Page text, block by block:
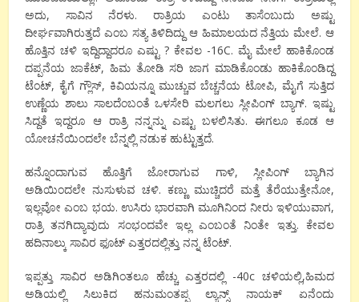
ಅದು, ಸಾವಿನ ನೆರಳು. ರಾತ್ರಿಯ ಎಂಟು ತಾಸೆಂಬುದು ಅಷ್ಟು
ದೀರ್ಘವಾಗಿರುತ್ತದೆ ಎಂಬ ಸತ್ಯ ತಿಳಿದಿದ್ದು ಆ ಹಿಮಾಲಯದ ನೆತ್ತಿಯ ಮೇಲೆ. ಆ
ಹೊತ್ತಿನ ಚಳಿ ಇದ್ದಿದ್ದಾದರೂ ಎಷ್ಟು ? ಕೇವಲ -16C. ಮೈ ಮೇಲೆ ಹಾಕಿಕೊಂಡ
ದಪ್ಪನೆಯ ಜಾಕೆಟ್, ಹಿಮ ತೋಡಿ ಸರಿ ಜಾಗ ಮಾಡಿಕೊಂಡು ಹಾಕಿಕೊಂಡಿದ್ದ
ಟೆಂಟ್, ಕೈಗೆ ಗ್ಲೌಸ್, ಕಿವಿಯನ್ನೂ ಮುಚ್ಚುವ ಬೆಚ್ಚನೆಯ ಟೋಪಿ, ಮೈಗೆ ಸುತ್ತಿದ
ಉಣ್ಣೆಯ ಶಾಲು ಸಾಲದೆಂಬಂತೆ ಒಳಸೇರಿ ಮಲಗಲು ಸ್ಲೀಪಿಂಗ್ ಬ್ಯಾಗ್. ಇಷ್ಟು
ಸಿದ್ದತೆ ಇದ್ದರೂ ಆ ರಾತ್ರಿ ನನ್ನನ್ನು ಎಷ್ಟು ಬಳಲಿಸಿತು. ಈಗಲೂ ಕೂಡ ಆ
ಯೋಚನೆಯಿಂದಲೇ ಬೆನ್ನಲ್ಲಿ ನಡುಕ ಹುಟ್ಟುತ್ತದೆ.
ಹನ್ನೊಂದಾಗುವ ಹೊತ್ತಿಗೆ ಜೋರಾಗುವ ಗಾಳಿ, ಸ್ಲೀಪಿಂಗ್ ಬ್ಯಾಗಿನ
ಅಡಿಯಿಂದಲೇ ನುಸುಳುವ ಚಳಿ. ಕಣ್ಣು ಮುಚ್ಚಿದರೆ ಮತ್ತೆ ತೆರೆಯುತ್ತೇನೋ,
ಇಲ್ಲವೋ ಎಂಬ ಭಯ. ಉಸಿರು ಭಾರವಾಗಿ ಮೂಗಿನಿಂದ ನೀರು ಇಳಿಯುವಾಗ,
ರಾತ್ರಿ ತನಗಿದ್ಯಾವುದು ಸಂಭಂದವೇ ಇಲ್ಲ ಎಂಬಂತೆ ನಿಂತೇ ಇತ್ತು. ಕೇವಲ
ಹದಿನಾಲ್ಕು ಸಾವಿರ ಫೂಟ್ ಎತ್ತರದಲ್ಲಿತ್ತು ನನ್ನ ಟೆಂಟ್.
ಇಪ್ಪತ್ತು ಸಾವಿರ ಅಡಿಗಿಂತಲೂ ಹೆಚ್ಚು ಎತ್ತರದಲ್ಲಿ -40c ಚಳಿಯಲ್ಲಿ,ಹಿಮದ
ಅಡಿಯಲ್ಲಿ ಸಿಲುಕಿದ ಹನುಮಂತಪ್ಪ ಲ್ಯಾನ್ಸ್ ನಾಯಕ್ ಏನೆಂದು